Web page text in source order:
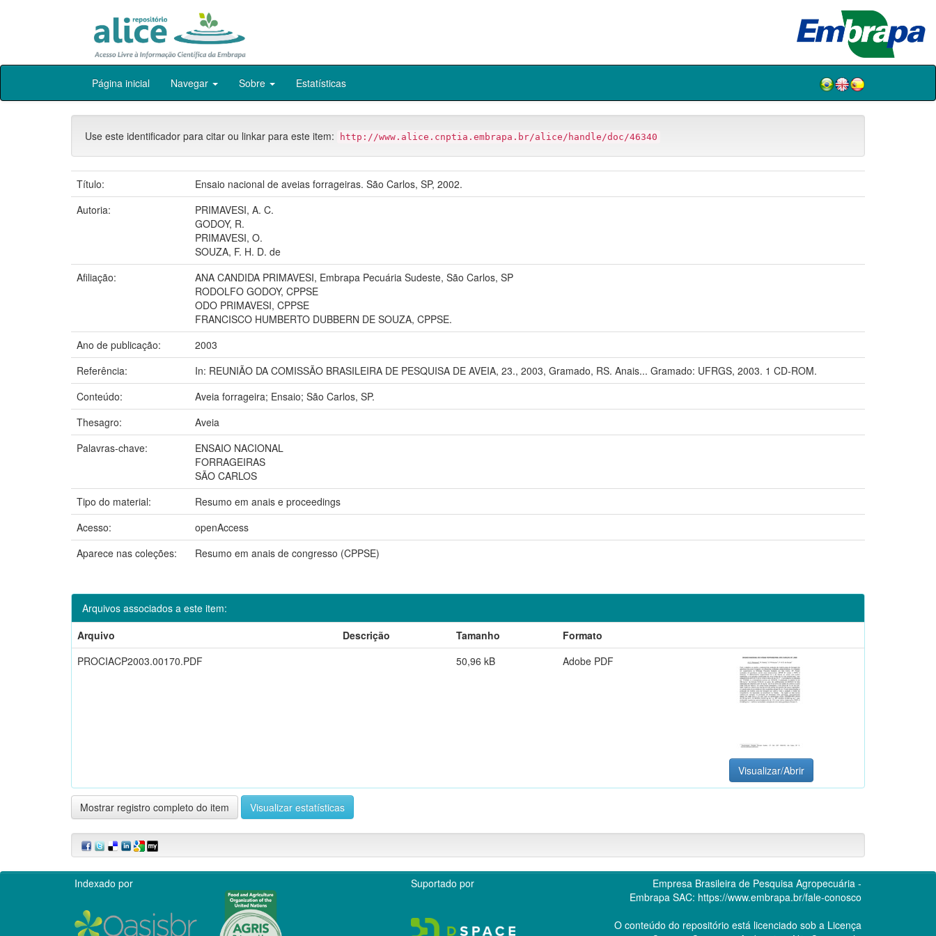
Skip
Página inicial Navegar Sobre Estatísticas
Use este identificador para citar ou linkar para este item: http://www.alice.cnptia.embrapa.br/alice/handle/doc/46340
Título:
Ensaio nacional de aveias forrageiras. São Carlos, SP, 2002.
Autoria:
PRIMAVESI, A. C.
GODOY, R.
PRIMAVESI, O.
SOUZA, F. H. D. de
Afiliação:
ANA CANDIDA PRIMAVESI, Embrapa Pecuária Sudeste, São Carlos, SP
RODOLFO GODOY, CPPSE
ODO PRIMAVESI, CPPSE
FRANCISCO HUMBERTO DUBBERN DE SOUZA, CPPSE.
Ano de publicação:
2003
Referência:
In: REUNIÃO DA COMISSÃO BRASILEIRA DE PESQUISA DE AVEIA, 23., 2003, Gramado, RS. Anais... Gramado: UFRGS, 2003. 1 CD-ROM.
Conteúdo:
Aveia forrageira; Ensaio; São Carlos, SP.
Thesagro:
Aveia
Palavras-chave:
ENSAIO NACIONAL
FORRAGEIRAS
SÃO CARLOS
Tipo do material:
Resumo em anais e proceedings
Acesso:
openAccess
Aparece nas coleções:
Resumo em anais de congresso (CPPSE)
Arquivos associados a este item:
Arquivo
Descrição Tamanho
Formato
PROCIACP2003.00170.PDF
50,96 kB Adobe PDF
Visualizar/Abrir
Mostrar registro completo do item Visualizar estatísticas
Indexado por Suportado por
Empresa Brasileira de Pesquisa Agropecuária -
Embrapa SAC: https://www.embrapa.br/fale-conosco
O conteúdo do repositório está licenciado sob a Licença